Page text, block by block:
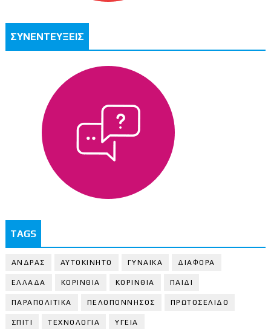
ΣΥΝΕΝΤΕΥΞΕΙΣ
TAGS
ΑΝΔΡΑΣ ΑΥΤΟΚΙΝΗΤΟ ΓΥΝΑΙΚΑ ΔΙΑΦΟΡΑ
ΕΛΛΑΔΑ ΚΟΡΙΝΘΙΑ ΚΟΡΙΝΘΙA ΠΑΙΔΙ
ΠΑΡΑΠΟΛΙΤΙΚΑ ΠΕΛΟΠΟΝΝΗΣΟΣ ΠΡΩΤΟΣΕΛΙΔΟ
ΣΠΙΤΙ ΤΕΧΝΟΛΟΓΙΑ ΥΓΕΙΑ